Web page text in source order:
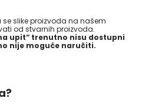
slike proizvoda na našem
od stvarnih proizvoda.
upit“ trenutno nisu dostupni
nije moguće naručiti.